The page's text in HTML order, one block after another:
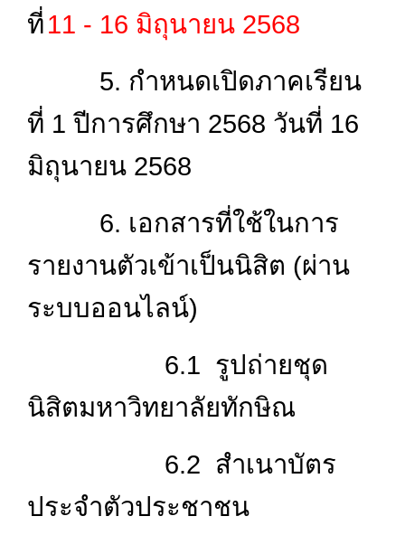
ที่11 - 16 มิถุนายน 2568
5. กำหนดเปิดภาคเรียน
ที่ 1 ปีการศึกษา 2568 วันที่ 16
มิถุนายน 2568
6. เอกสารที่ใช้ในการ
รายงานตัวเข้าเป็นนิสิต (ผ่าน
ระบบออนไลน์)
6.1 รูปถ่ายชุด
นิสิตมหาวิทยาลัยทักษิณ
6.2 สำเนาบัตร
ประจำตัวประชาชน